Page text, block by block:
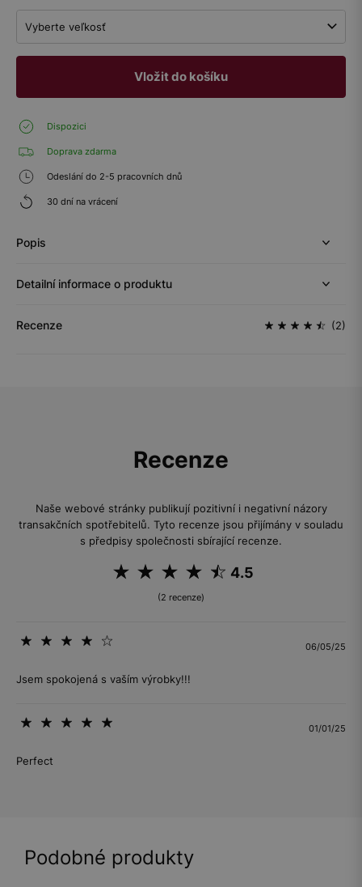
Vyberte veľkosť
Vložit do košíku
Dispozici
Doprava zdarma
Odeslání do 2-5 pracovních dnů
30 dní na vrácení
Popis
Detailní informace o produktu
Recenze (2)
Recenze
Naše webové stránky publikují pozitivní i negativní názory
transakčních spotřebitelů. Tyto recenze jsou přijímány v souladu
s předpisy společnosti sbírající recenze.
4.5
(2 recenze)
06/05/25
Jsem spokojená s vaším výrobky!!!
01/01/25
Perfect
Podobné produkty